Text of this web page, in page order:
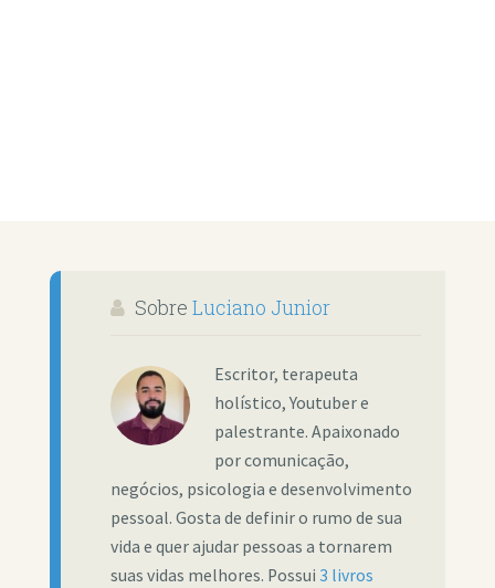
Sobre Luciano Junior
Escritor, terapeuta
holístico, Youtuber e
palestrante. Apaixonado
por comunicação,
negócios, psicologia e desenvolvimento
pessoal. Gosta de definir o rumo de sua
vida e quer ajudar pessoas a tornarem
suas vidas melhores. Possui 3 livros